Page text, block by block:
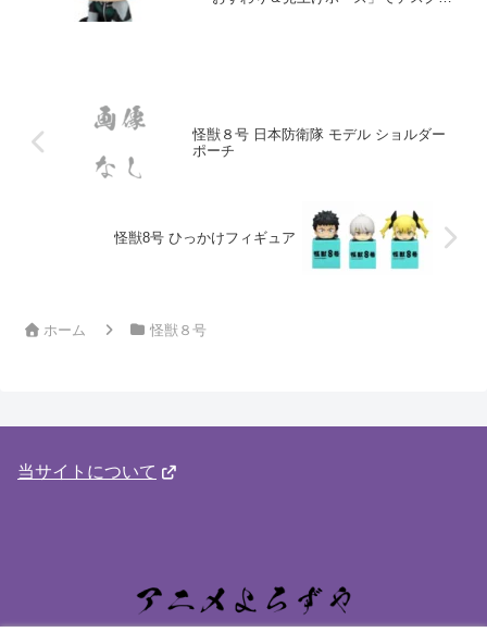
怪獣８号 日本防衛隊 モデル ショルダー
ポーチ
怪獣8号 ひっかけフィギュア
ホーム 怪獣８号
当サイトについて